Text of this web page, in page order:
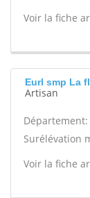
Voir la fiche
Eurl smp La
Artisan
Département:
Surélévation
Voir la fiche